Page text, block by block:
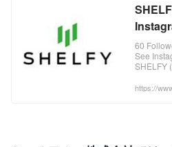
videos
60
See
SHELFY
https://